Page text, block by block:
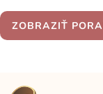
ZOBRAZIŤ